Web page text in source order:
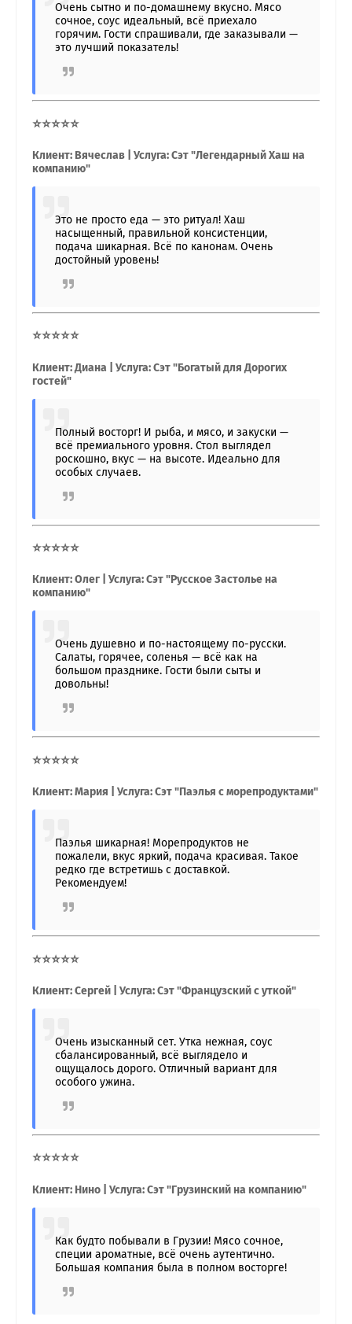
Очень сытно и по-домашнему вкусно. Мясо
сочное, соус идеальный, всё приехало
горячим. Гости спрашивали, где заказывали —
это лучший показатель!
⭐⭐⭐⭐⭐
Клиент: Вячеслав | Услуга: Сэт "Легендарный Хаш на
компанию"
Это не просто еда — это ритуал! Хаш
насыщенный, правильной консистенции,
подача шикарная. Всё по канонам. Очень
достойный уровень!
⭐⭐⭐⭐⭐
Клиент: Диана | Услуга: Сэт "Богатый для Дорогих
гостей"
Полный восторг! И рыба, и мясо, и закуски —
всё премиального уровня. Стол выглядел
роскошно, вкус — на высоте. Идеально для
особых случаев.
⭐⭐⭐⭐⭐
Клиент: Олег | Услуга: Сэт "Русское Застолье на
компанию"
Очень душевно и по-настоящему по-русски.
Салаты, горячее, соленья — всё как на
большом празднике. Гости были сыты и
довольны!
⭐⭐⭐⭐⭐
Клиент: Мария | Услуга: Сэт "Паэлья с морепродуктами"
Паэлья шикарная! Морепродуктов не
пожалели, вкус яркий, подача красивая. Такое
редко где встретишь с доставкой.
Рекомендуем!
⭐⭐⭐⭐⭐
Клиент: Сергей | Услуга: Сэт "Французский с уткой"
Очень изысканный сет. Утка нежная, соус
сбалансированный, всё выглядело и
ощущалось дорого. Отличный вариант для
особого ужина.
⭐⭐⭐⭐⭐
Клиент: Нино | Услуга: Сэт "Грузинский на компанию"
Как будто побывали в Грузии! Мясо сочное,
специи ароматные, всё очень аутентично.
Большая компания была в полном восторге!